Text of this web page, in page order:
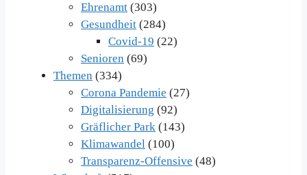
Ehrenamt (303)
Gesundheit (284)
Covid-19 (22)
Senioren (69)
Themen (334)
Corona Pandemie (27)
Digitalisierung (92)
Gräflicher Park (143)
Klimawandel (100)
Transparenz-Offensive (48)